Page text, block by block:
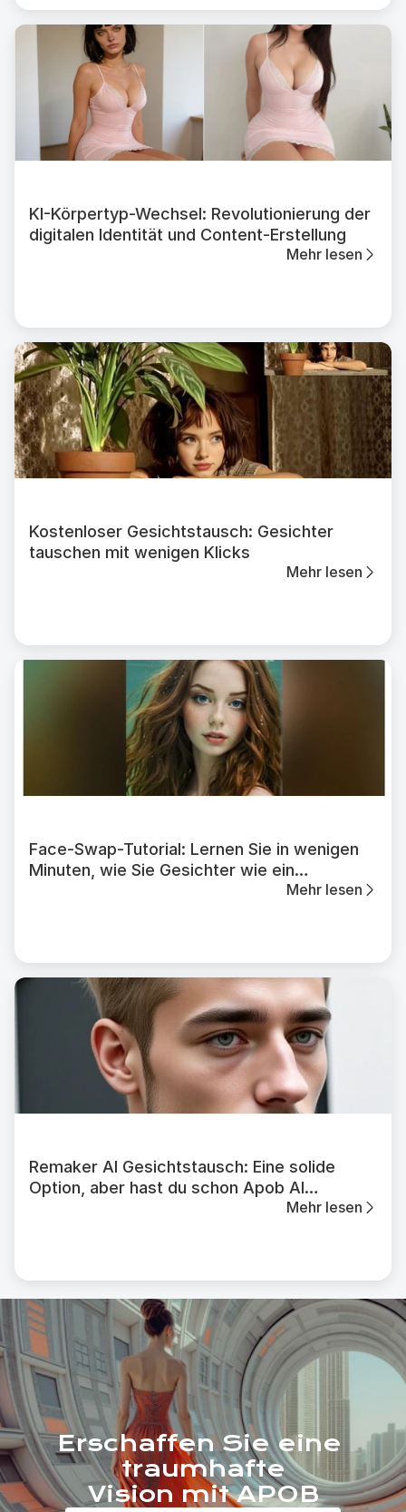
KI-Körpertyp-Wechsel: Revolutionierung der
digitalen Identität und Content-Erstellung
Mehr lesen
Kostenloser Gesichtstausch: Gesichter
tauschen mit wenigen Klicks
Mehr lesen
Face-Swap-Tutorial: Lernen Sie in wenigen
Minuten, wie Sie Gesichter wie ein
Mehr lesen
Remaker AI Gesichtstausch: Eine solide
Option, aber hast du schon Apob AI
Mehr lesen
Erschaffen Sie eine
traumhafte
Vision mit APOB